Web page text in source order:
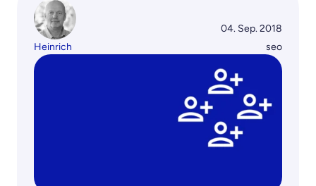
Heinrich
04. Sep. 2018
seo